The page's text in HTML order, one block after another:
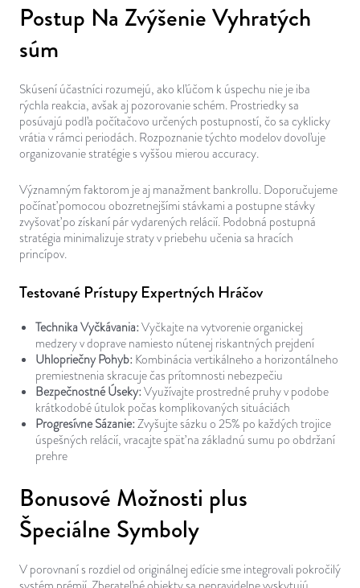
Postup Na Zvýšenie Vyhratých
súm
Skúsení účastníci rozumejú, ako kľúčom k úspechu nie je iba
rýchla reakcia, avšak aj pozorovanie schém. Prostriedky sa
posúvajú podľa počítačovo určených postupností, čo sa cyklicky
vrátia v rámci periodách. Rozpoznanie týchto modelov dovoľuje
organizovanie stratégie s vyššou mierou accuracy.
Významným faktorom je aj manažment bankrollu. Doporučujeme
počínať pomocou obozretnejšími stávkami a postupne stávky
zvyšovať po získaní pár vydarených relácií. Podobná postupná
stratégia minimalizuje straty v priebehu učenia sa hracích
princípov.
Testované Prístupy Expertných Hráčov
Technika Vyčkávania:Vyčkajte na vytvorenie organickej
medzery v doprave namiesto nútenej riskantných prejdení
Uhlopriečny Pohyb:Kombinácia vertikálneho a horizontálneho
premiestnenia skracuje čas prítomnosti nebezpečiu
Bezpečnostné Úseky:Využívajte prostredné pruhy v podobe
krátkodobé útulok počas komplikovaných situáciách
Progresívne Sázanie:Zvyšujte sázku o 25% po každých trojice
úspešných relácií, vracajte späť na základnú sumu po obdržaní
prehre
Bonusové Možnosti plus
Špeciálne Symboly
V porovnaní s rozdiel od originálnej edície sme integrovali pokročilý